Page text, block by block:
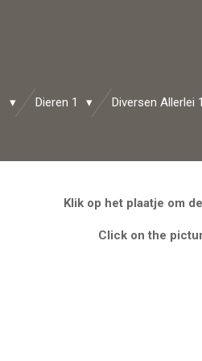
Dieren 1 Diversen Allerlei 1
Klik op het plaatje om
Click on the